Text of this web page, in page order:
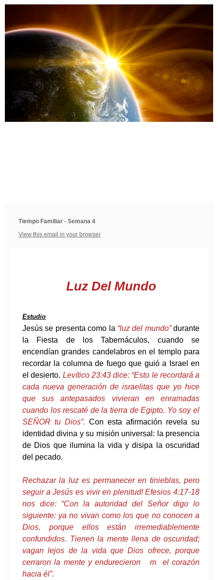
Tiempo Familiar - Semana 4
View this email in your browser
Luz Del Mundo
Estudio
Jesús se presenta como la “luz del mundo”durante
la Fiesta de los Tabernáculos, cuando se
encendían grandes candelabros en el templo para
recordar la columna de fuego que guió a Israel en
el desierto. Levítico 23:43 dice: “Esto le recordará a
cada nueva generación de israelitas que yo hice
que sus antepasados vivieran en enramadas
cuando los rescaté de la tierra de Egipto. Yo soy el
SEÑOR tu Dios”. Con esta afirmación revela su
identidad divina y su misión universal: la presencia
de Dios que ilumina la vida y disipa la oscuridad
del pecado.
Rechazar la luz es permanecer en tinieblas, pero
seguir a Jesús es vivir en plenitud! Efesios 4:17-18
nos dice: “Con la autoridad del Señor digo lo
siguiente: ya no vivan como los que no conocen a
Dios, porque ellos están irremediablemente
confundidos. Tienen la mente llena de oscuridad;
vagan lejos de la vida que Dios ofrece, porque
cerraron la mente y endurecieron m el corazón
hacia él”.